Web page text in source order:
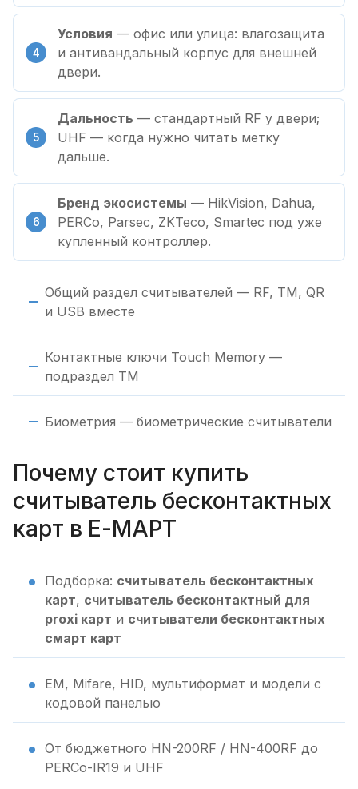
Условия — офис или улица: влагозащита
и антивандальный корпус для внешней
двери.
Дальность — стандартный RF у двери;
UHF — когда нужно читать метку
дальше.
Бренд экосистемы — HikVision, Dahua,
PERCo, Parsec, ZKTeco, Smartec под уже
купленный контроллер.
Общий раздел считывателей — RF, TM, QR
и USB вместе
Контактные ключи Touch Memory —
подраздел TM
Биометрия — биометрические считыватели
Почему стоит купить
считыватель бесконтактных
карт в Е-МАРТ
Подборка: считыватель бесконтактных
карт, считыватель бесконтактный для
proxi карт и считыватели бесконтактных
смарт карт
EM, Mifare, HID, мультиформат и модели с
кодовой панелью
От бюджетного HN-200RF / HN-400RF до
PERCo-IR19 и UHF